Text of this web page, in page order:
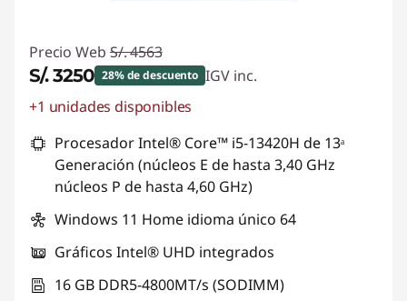
Precio Web S/. 4563
S/. 3250 28% de descuento IGV inc.
Ahorros instantáneos :
+1 unidades disponibles
Procesador Intel® Core™ i5-13420H de 13ᵃ
Generación (núcleos E de hasta 3,40 GHz
núcleos P de hasta 4,60 GHz)
Windows 11 Home idioma único 64
Gráficos Intel® UHD integrados
16 GB DDR5-4800MT/s (SODIMM)